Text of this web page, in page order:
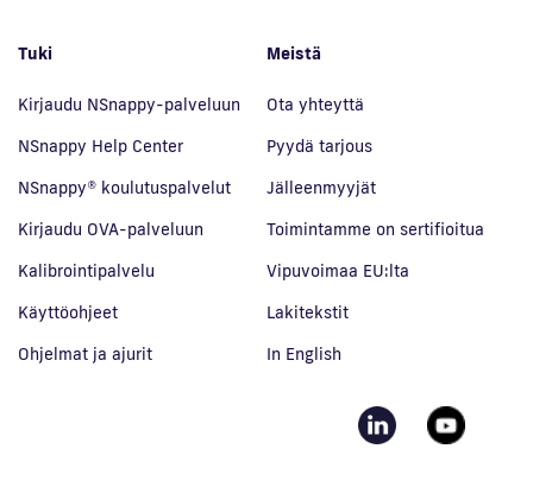
Tuki
Kirjaudu NSnappy-palveluun
NSnappy Help Center
NSnappy® koulutuspalvelut
Kirjaudu OVA-palveluun
Kalibrointipalvelu
Käyttöohjeet
Ohjelmat ja ajurit
Meistä
Ota yhteyttä
Pyydä tarjous
Jälleenmyyjät
Toimintamme on sertifioitua
Vipuvoimaa EU:lta
Lakitekstit
In English